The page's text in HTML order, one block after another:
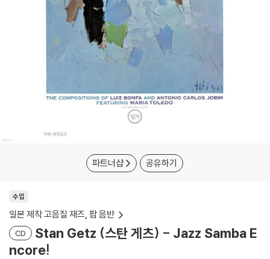
파트너샵 공유하기
수입
일본 제작 고음질 재즈, 팝 음반
CD
Stan Getz (스탄 게츠) - Jazz Samba E
ncore!